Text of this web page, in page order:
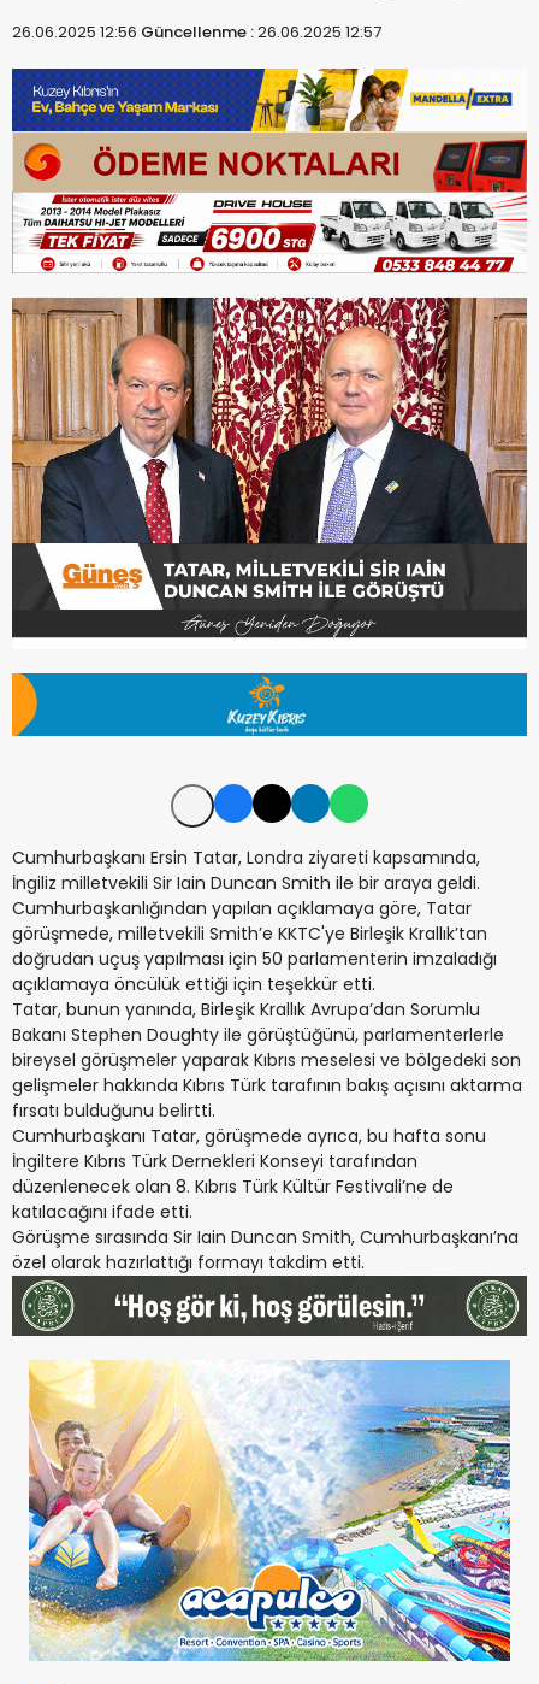
26.06.2025 12:56 Güncellenme :26.06.2025 12:57
Cumhurbaşkanı Ersin Tatar, Londra ziyareti kapsamında,
İngiliz milletvekili Sir Iain Duncan Smith ile bir araya geldi.
Cumhurbaşkanlığından yapılan açıklamaya göre, Tatar
görüşmede, milletvekili Smith’e KKTC'ye Birleşik Krallık’tan
doğrudan uçuş yapılması için 50 parlamenterin imzaladığı
açıklamaya öncülük ettiği için teşekkür etti.
Tatar, bunun yanında, Birleşik Krallık Avrupa’dan Sorumlu
Bakanı Stephen Doughty ile görüştüğünü, parlamenterlerle
bireysel görüşmeler yaparak Kıbrıs meselesi ve bölgedeki son
gelişmeler hakkında Kıbrıs Türk tarafının bakış açısını aktarma
fırsatı bulduğunu belirtti.
Cumhurbaşkanı Tatar, görüşmede ayrıca, bu hafta sonu
İngiltere Kıbrıs Türk Dernekleri Konseyi tarafından
düzenlenecek olan 8. Kıbrıs Türk Kültür Festivali’ne de
katılacağını ifade etti.
Görüşme sırasında Sir Iain Duncan Smith, Cumhurbaşkanı’na
özel olarak hazırlattığı formayı takdim etti.